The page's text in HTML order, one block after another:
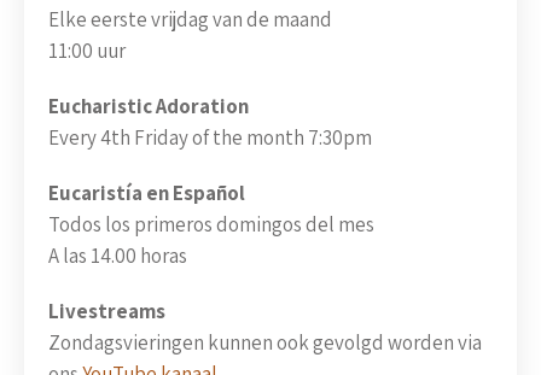
Elke eerste vrijdag van de maand
11:00 uur
Eucharistic Adoration
Every 4th Friday of the month 7:30pm
Eucaristía en Español
Todos los primeros domingos del mes
A las 14.00 horas
Livestreams
Zondagsvieringen kunnen ook gevolgd worden via